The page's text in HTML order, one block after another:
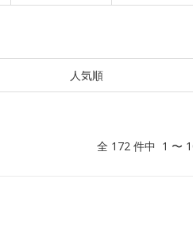
人気順
全 172 件中 1 〜